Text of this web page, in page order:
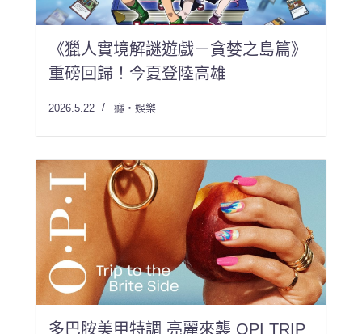
《獵人實境解謎遊戲－貪婪之島篇》
重磅回歸！今夏登陸高雄
2026.5.22 癮・娛樂
多巴胺美甲特調 亮麗來襲 OPI TRIP